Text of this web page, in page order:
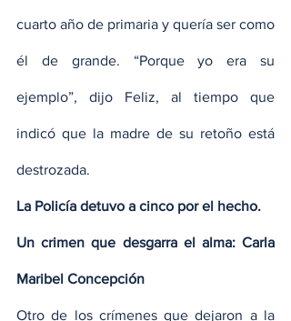
cuarto año de primaria y quería ser como
él de grande. “Porque yo era su
ejemplo”, dijo Feliz, al tiempo que
indicó que la madre de su retoño está
destrozada.
La Policía detuvo a cinco por el hecho.
Un crimen que desgarra el alma: Carla
Maribel Concepción
Otro de los crímenes que dejaron a la